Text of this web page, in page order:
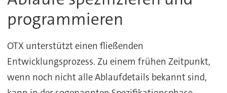
programmieren
OTX unterstützt einen fließenden
Entwicklungsprozess. Zu einem frühen Zeitpunkt,
wenn noch nicht alle Ablaufdetails bekannt sind,